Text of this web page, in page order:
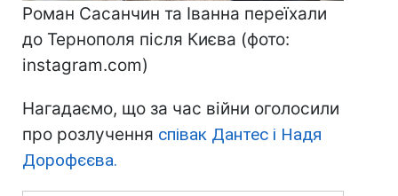
Роман Сасанчин та Іванна переїхали
до Тернополя після Києва (фото:
instagram.com)
Нагадаємо, що за час війни оголосили
про розлучення співак Дантес і Надя
Дорофєєва.